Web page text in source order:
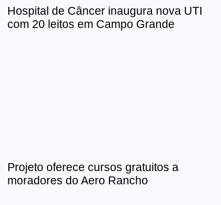
Hospital de Câncer inaugura nova UTI
com 20 leitos em Campo Grande
Projeto oferece cursos gratuitos a
moradores do Aero Rancho